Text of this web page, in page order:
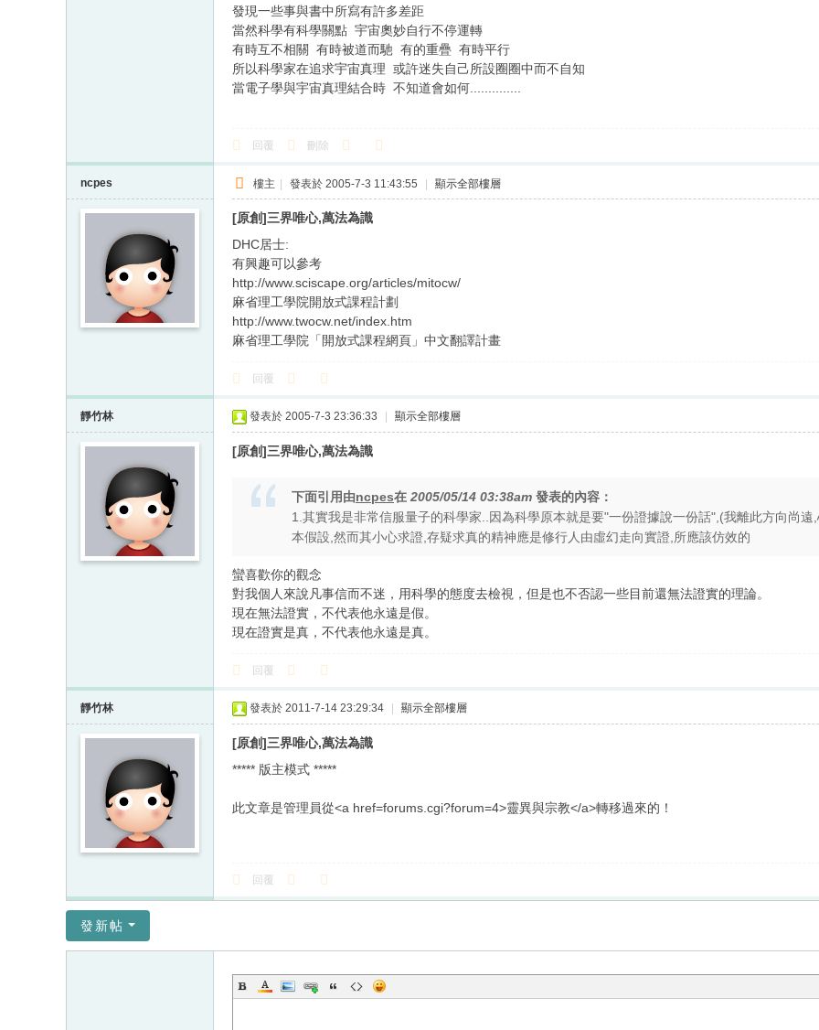
發現一些事與書中所寫有許多差距
當然科學有科學關點 宇宙奧妙自行不停運轉
有時互不相關 有時被道而馳 有的重疊 有時平行
所以科學家在追求宇宙真理 或許迷失自己所設圈圈中而不自知
當電子學與宇宙真理結合時 不知道會如何..............
回覆 刪除
ncpes 樓主 | 發表於 2005-7-3 11:43:55 | 顯示全部樓層
[原創]三界唯心,萬法為識
DHC居士:
有興趣可以參考
http://www.sciscape.org/articles/mitocw/
麻省理工學院開放式課程計劃
http://www.twocw.net/index.htm
麻省理工學院「開放式課程網頁」中文翻譯計畫
回覆
靜竹林 發表於 2005-7-3 23:36:33 顯示全部樓層
[原創]三界唯心,萬法為識
下面引用由ncpes在 2005/05/14 03:38am 發表的內容：
1.其實我是非常信服量子的科學家..因為科學原本就是要"一份證據說一份話",(我離此方向尚
本假設,然而其小心求證,存疑求真的精神應是修行人由虛幻走向實證,所應該仿效的
蠻喜歡你的觀念
對我個人來說凡事信而不迷，用科學的態度去檢視，但是也不否認一些目前還無法證實的理論。
現在無法證實，不代表他永遠是假。
現在證實是真，不代表他永遠是真。
回覆
靜竹林 發表於 2011-7-14 23:29:34 顯示全部樓層
[原創]三界唯心,萬法為識
***** 版主模式 *****
此文章是管理員從<a href=forums.cgi?forum=4>靈異與宗教</a>轉移過來的！
回覆
發新帖